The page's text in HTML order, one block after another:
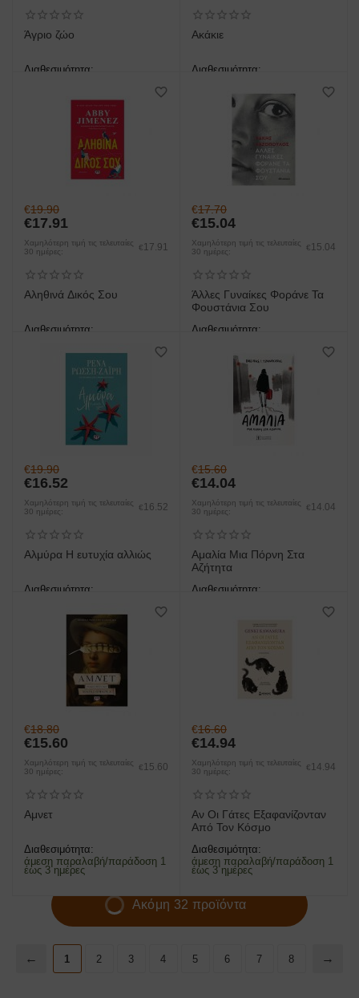
Άγριο ζώο
Διαθεσιμότητα:
Ακάκιε
Διαθεσιμότητα:
€19.90
€17.91
Χαμηλότερη τιμή τις τελευταίες
30 ημέρες:
€ 17.91
Αληθινά Δικός Σου
Διαθεσιμότητα:
έως 3 ημέρες
€17.70
€15.04
Χαμηλότερη τιμή τις τελευταίες
30 ημέρες:
€ 15.04
Άλλες Γυναίκες Φοράνε Τα
Φουστάνια Σου
Διαθεσιμότητα:
€19.90
€16.52
Χαμηλότερη τιμή τις τελευταίες
30 ημέρες:
€ 16.52
Αλμύρα Η ευτυχία αλλιώς
Διαθεσιμότητα:
€15.60
€14.04
Χαμηλότερη τιμή τις τελευταίες
30 ημέρες:
€ 14.04
Αμαλία Μια Πόρνη Στα
Αζήτητα
Διαθεσιμότητα:
€18.80
€15.60
Χαμηλότερη τιμή τις τελευταίες
30 ημέρες:
€ 15.60
Αμνετ
Διαθεσιμότητα:
άμεση παραλαβή/παράδοση 1
έως 3 ημέρες
€16.60
€14.94
Χαμηλότερη τιμή τις τελευταίες
30 ημέρες:
€ 14.94
Αν Οι Γάτες Εξαφανίζονταν
Από Τον Κόσμο
Διαθεσιμότητα:
άμεση παραλαβή/παράδοση 1
έως 3 ημέρες
Ακόμη 32 προϊόντα
1 2 3 4 5 6 7 8